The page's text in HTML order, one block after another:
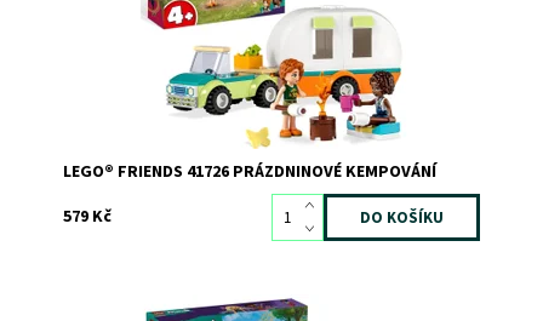
LEGO® FRIENDS 41726 PRÁZDNINOVÉ KEMPOVÁNÍ
579 Kč